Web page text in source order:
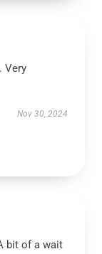
Very
Nov 30, 2024
bit of a wait